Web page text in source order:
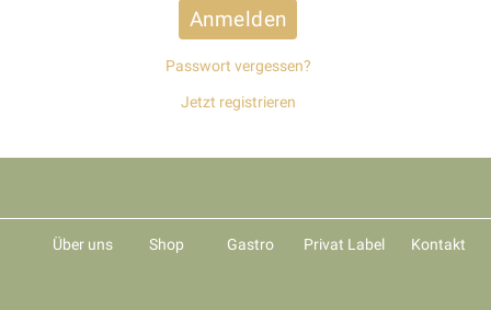
Anmelden
Passwort vergessen?
Jetzt registrieren
Über uns Shop Gastro Privat Label Kontakt